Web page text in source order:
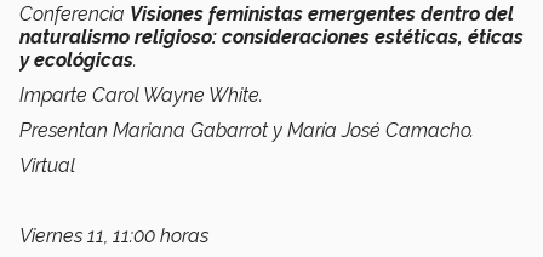
Conferencia Visiones feministas emergentes dentro del
naturalismo religioso: consideraciones estéticas, éticas
y ecológicas.
Imparte Carol Wayne White.
Presentan Mariana Gabarrot y María José Camacho.
Virtual
Viernes 11, 11:00 horas